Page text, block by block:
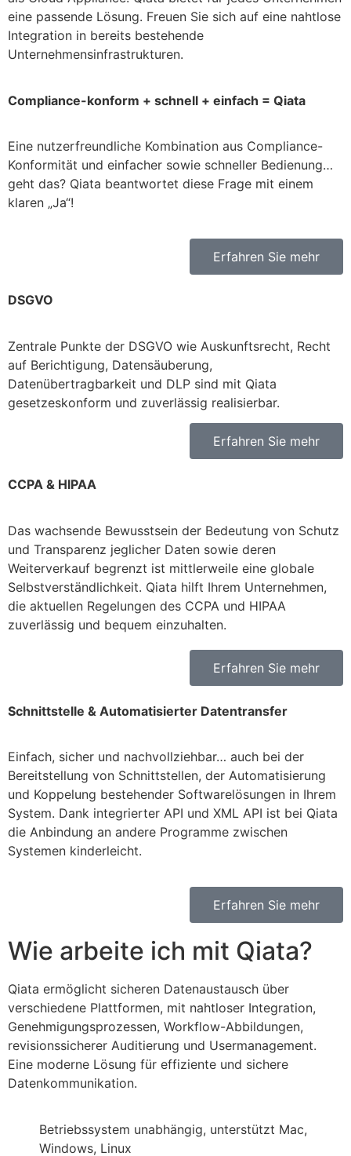
eine passende Lösung. Freuen Sie sich auf eine nahtlose
Integration in bereits bestehende
Unternehmensinfrastrukturen.
Compliance-konform + schnell + einfach = Qiata
Eine nutzerfreundliche Kombination aus Compliance-
Konformität und einfacher sowie schneller Bedienung…
geht das? Qiata beantwortet diese Frage mit einem
klaren „Ja“!
Erfahren Sie mehr
DSGVO
Zentrale Punkte der DSGVO wie Auskunftsrecht, Recht
auf Berichtigung, Datensäuberung,
Datenübertragbarkeit und DLP sind mit Qiata
gesetzeskonform und zuverlässig realisierbar.
Erfahren Sie mehr
CCPA & HIPAA
Das wachsende Bewusstsein der Bedeutung von Schutz
und Transparenz jeglicher Daten sowie deren
Weiterverkauf begrenzt ist mittlerweile eine globale
Selbstverständlichkeit. Qiata hilft Ihrem Unternehmen,
die aktuellen Regelungen des CCPA und HIPAA
zuverlässig und bequem einzuhalten.
Erfahren Sie mehr
Schnittstelle & Automatisierter Datentransfer
Einfach, sicher und nachvollziehbar… auch bei der
Bereitstellung von Schnittstellen, der Automatisierung
und Koppelung bestehender Softwarelösungen in Ihrem
System. Dank integrierter API und XML API ist bei Qiata
die Anbindung an andere Programme zwischen
Systemen kinderleicht.
Erfahren Sie mehr
Wie arbeite ich mit Qiata?
Qiata ermöglicht sicheren Datenaustausch über
verschiedene Plattformen, mit nahtloser Integration,
Genehmigungsprozessen, Workflow-Abbildungen,
revisionssicherer Auditierung und Usermanagement.
Eine moderne Lösung für effiziente und sichere
Datenkommunikation.
Betriebssystem unabhängig, unterstützt Mac,
Windows, Linux